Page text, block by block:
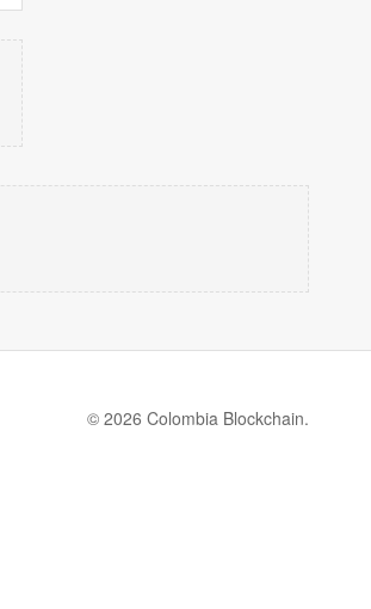
© 2026 Colombia Blockchain.